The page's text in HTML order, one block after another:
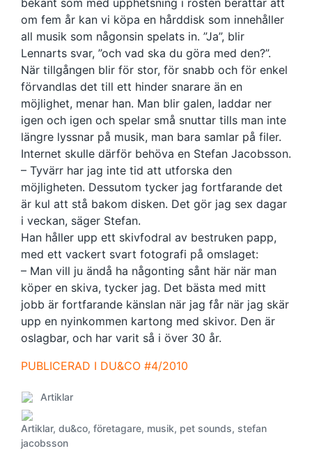
bekant som med upphetsning i rösten berättar att
om fem år kan vi köpa en hårddisk som innehåller
all musik som någonsin spelats in. ”Ja”, blir
Lennarts svar, ”och vad ska du göra med den?”.
När tillgången blir för stor, för snabb och för enkel
förvandlas det till ett hinder snarare än en
möjlighet, menar han. Man blir galen, laddar ner
igen och igen och spelar små snuttar tills man inte
längre lyssnar på musik, man bara samlar på filer.
Internet skulle därför behöva en Stefan Jacobsson.
– Tyvärr har jag inte tid att utforska den
möjligheten. Dessutom tycker jag fortfarande det
är kul att stå bakom disken. Det gör jag sex dagar
i veckan, säger Stefan.
Han håller upp ett skivfodral av bestruken papp,
med ett vackert svart fotografi på omslaget:
– Man vill ju ändå ha någonting sånt här när man
köper en skiva, tycker jag. Det bästa med mitt
jobb är fortfarande känslan när jag får när jag skär
upp en nyinkommen kartong med skivor. Den är
oslagbar, och har varit så i över 30 år.
PUBLICERAD I DU&CO #4/2010
P
o
s
t
Artiklar
T
a
Artiklar, du&co, företagare, musik, pet sounds, stefan
jacobsson